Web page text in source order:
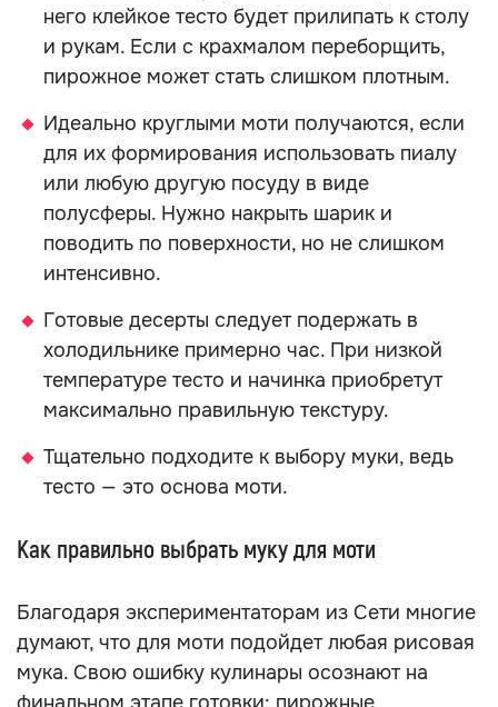
него клейкое тесто будет прилипать к столу
и рукам. Если с крахмалом переборщить,
пирожное может стать слишком плотным.
Идеально круглыми моти получаются, если
для их формирования использовать пиалу
или любую другую посуду в виде
полусферы. Нужно накрыть шарик и
поводить по поверхности, но не слишком
интенсивно.
Готовые десерты следует подержать в
холодильнике примерно час. При низкой
температуре тесто и начинка приобретут
максимально правильную текстуру.
Тщательно подходите к выбору муки, ведь
тесто — это основа моти.
Как правильно выбрать муку для моти
Благодаря экспериментаторам из Сети многие
думают, что для моти подойдет любая рисовая
мука. Свою ошибку кулинары осознают на